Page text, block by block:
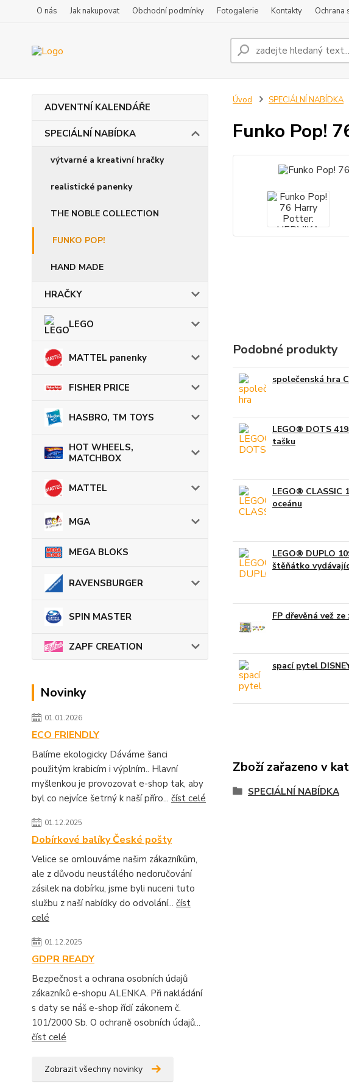
O nás Jak nakupovat Obchodní podmínky Fotogalerie Kontakty Ochrana
ADVENTNÍ KALENDÁŘE
SPECIÁLNÍ NABÍDKA
výtvarné a kreativní hračky
realistické panenky
THE NOBLE COLLECTION
FUNKO POP!
HAND MADE
HRAČKY
LEGO
MATTEL panenky
FISHER PRICE
HASBRO, TM TOYS
HOT WHEELS,
MATCHBOX
MATTEL
MGA
MEGA BLOKS
RAVENSBURGER
SPIN MASTER
ZAPF CREATION
Novinky
01.01.2026
ECO FRIENDLY
Balíme ekologicky Dáváme šanci
použitým krabicím i výplním.. Hlavní
myšlenkou je provozovat e-shop tak, aby
byl co nejvíce šetrný k naší příro... číst celé
01.12.2025
Dobírkové balíky České pošty
Velice se omlouváme našim zákazníkům,
ale z důvodu neustálého nedoručování
zásilek na dobírku, jsme byli nuceni tuto
službu z naší nabídky do odvolání... číst
celé
01.12.2025
GDPR READY
Bezpečnost a ochrana osobních údajů
zákazníků e-shopu ALENKA. Při nakládání
s daty se náš e-shop řídí zákonem č.
101/2000 Sb. O ochraně osobních údajů...
číst celé
Zobrazit všechny novinky
Úvod SPECIÁLNÍ NABÍDKA
Funko Pop!
Podobné produkty
společenská hra
LEGO® DOTS
tašku
LEGO® CLASSIC
oceánu
LEGO® DUPLO
štěňátko
FP dřevěná vež
spací pytel
Zboží zařazeno v
SPECIÁLNÍ NABÍDKA